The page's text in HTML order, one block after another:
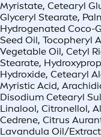
Myristate, Cetearyl
Glyceryl Stearate,
Hydrogenated Coco-
Seed Oil, Tocopheryl
Vegetable Oil, Cetyl
Stearate,
Hydroxide, Cetearyl
Myristic Acid,
Disodium Cetearyl
Linalool, Citronellol,
Cedrene, Citrus
Lavandula Oil/